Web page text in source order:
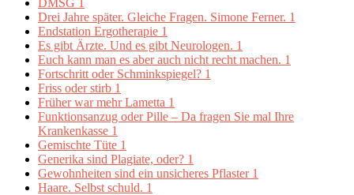
DMSG 1
Drei Jahre später. Gleiche Fragen. Simone Ferner. 1
Endstation Ergotherapie 1
Es gibt Ärzte. Und es gibt Neurologen. 1
Euch kann man es aber auch nicht recht machen. 1
Fortschritt oder Schminkspiegel? 1
Friss oder stirb 1
Früher war mehr Lametta 1
Funktionsanzug oder Pille – Da fragen Sie mal Ihre
Krankenkasse 1
Gemischte Tüte 1
Generika sind Plagiate, oder? 1
Gewohnheiten sind ein unsicheres Pflaster 1
Haare. Selbst schuld. 1